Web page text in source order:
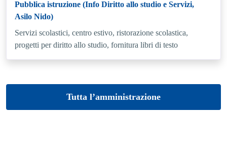
Pubblica istruzione (Info Diritto allo studio e Servizi,
Asilo Nido)
Servizi scolastici, centro estivo, ristorazione scolastica,
progetti per diritto allo studio, fornitura libri di testo
Tutta l’amministrazione